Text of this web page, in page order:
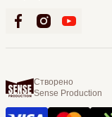
Створено
Sense Production